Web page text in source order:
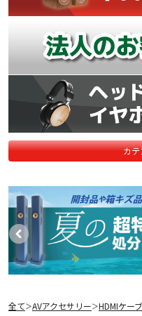
カテ
全て＞AVアクセサリー＞HDMIケー